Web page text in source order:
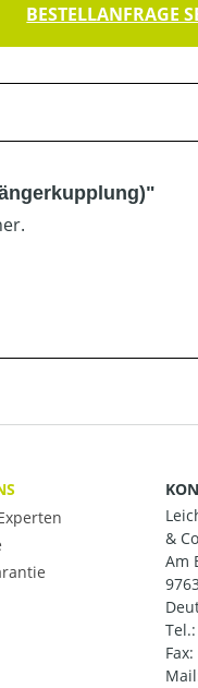
BESTELLANFRAGE
&
Am
Tel.: